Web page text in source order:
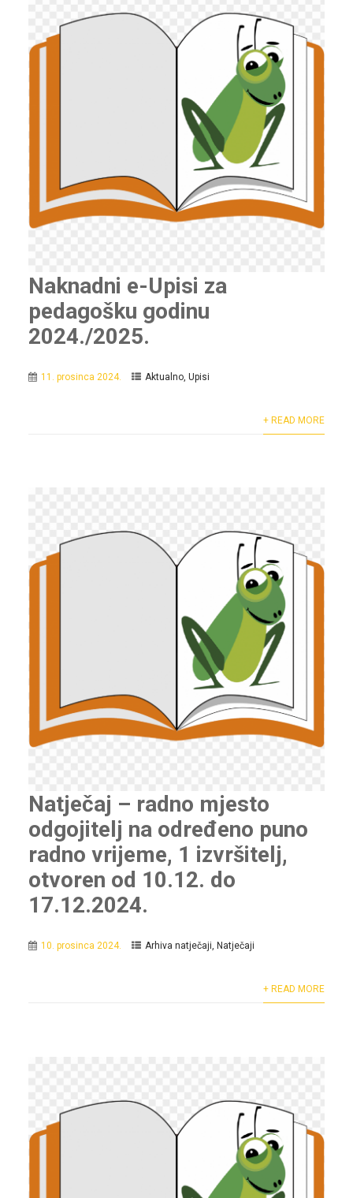
Naknadni e-Upisi za
pedagošku godinu
2024./2025.
11. prosinca 2024. Aktualno, Upisi
+ READ MORE
Natječaj – radno mjesto
odgojitelj na određeno puno
radno vrijeme, 1 izvršitelj,
otvoren od 10.12. do
17.12.2024.
10. prosinca 2024. Arhiva natječaji, Natječaji
+ READ MORE